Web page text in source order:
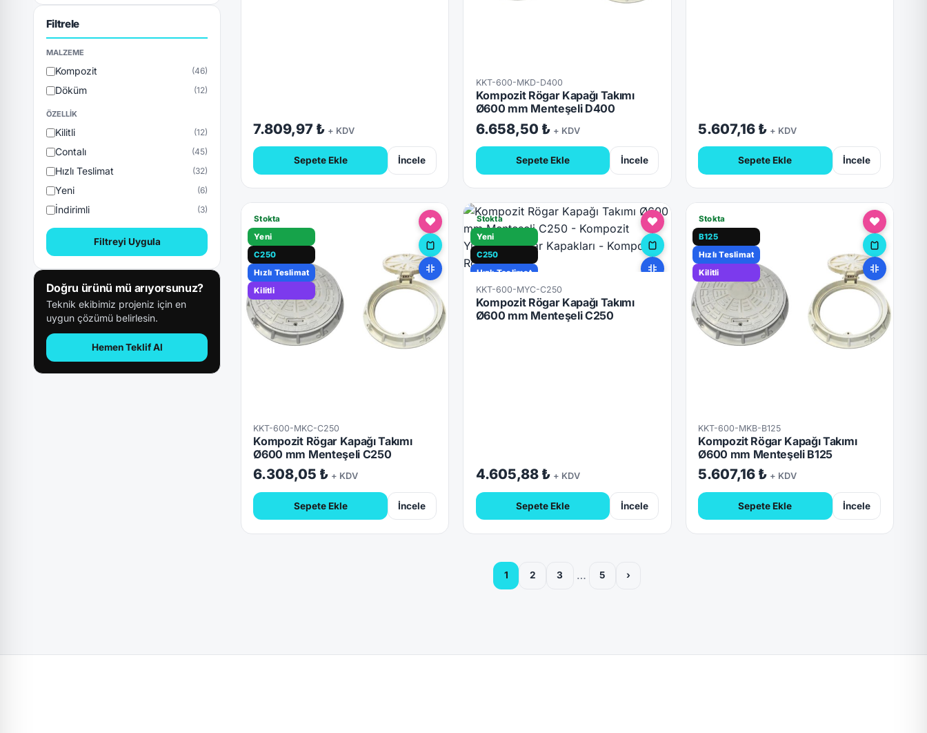
Filtrele
MALZEME
Kompozit (46)
Döküm (12)
ÖZELLIK
Kilitli (12)
Contalı (45)
Hızlı Teslimat (32)
Yeni (6)
İndirimli (3)
Filtreyi Uygula
Doğru ürünü mü arıyorsunuz?
Teknik ekibimiz projeniz için en
uygun çözümü belirlesin.
Hemen Teklif Al
7.809,97 ₺ + KDV
Sepete Ekle İncele
KKT-600-MKD-D400
Kompozit Rögar Kapağı Takımı
Ø600 mm Menteşeli D400
6.658,50 ₺ + KDV
Sepete Ekle İncele
5.607,16 ₺ + KDV
Sepete Ekle İncele
Stokta
Yeni
C250
Hızlı Teslimat
Kilitli
KKT-600-MKC-C250
Kompozit Rögar Kapağı Takımı
Ø600 mm Menteşeli C250
6.308,05 ₺ + KDV
Sepete Ekle İncele
Stokta
Yeni
C250
Hızlı Teslimat
Kilitli
KKT-600-MYC-C250
Kompozit Rögar Kapağı Takımı
Ø600 mm Menteşeli C250
4.605,88 ₺ + KDV
Sepete Ekle İncele
Stokta
B125
Hızlı Teslimat
Kilitli
KKT-600-MKB-B125
Kompozit Rögar Kapağı Takımı
Ø600 mm Menteşeli B125
5.607,16 ₺ + KDV
Sepete Ekle İncele
1 2 3 … 5 ›